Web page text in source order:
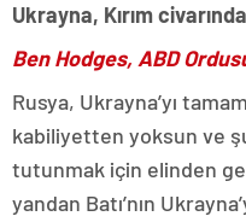
Ukrayna, Kırım
Ben Hodges, ABD
Rusya, Ukrayna’yı
kabiliyetten yoksun ve
tutunmak için elinden
yandan Batı’nın